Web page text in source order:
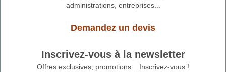
administrations, entreprises...
Demandez un devis
Inscrivez-vous à la newsletter
Offres exclusives, promotions... Inscrivez-vous !